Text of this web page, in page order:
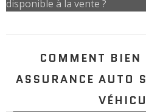
COMMENT
ASSURANCE AUTO